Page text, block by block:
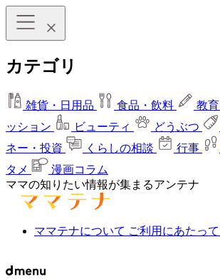
カテゴリ
雑貨・日用品 食品・飲料 教育
ッション
ビューティ どうぶつ
ネー・投資
くらしの相談 行事
タメ
漫画コラム
ママの知りたい情報が集まるアンテナ
ママテナについて ご利用にあたって